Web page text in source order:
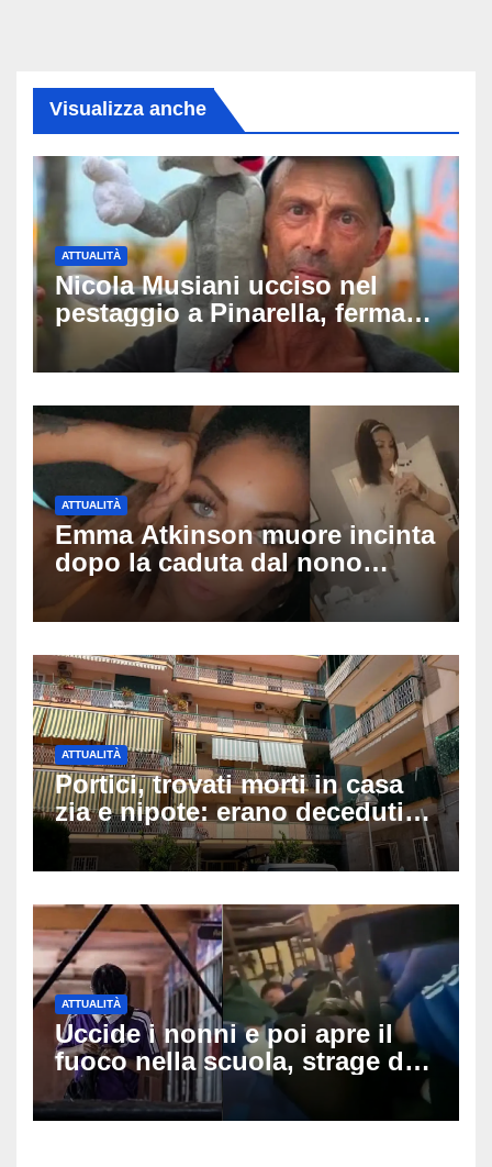
Visualizza anche
ATTUALITÀ
Nicola Musiani ucciso nel
pestaggio a Pinarella, fermati
quattro giovani: la svolta
dopo video, intercettazioni e
ATTUALITÀ
Emma Atkinson muore incinta
dopo la caduta dal nono
piano: la figlia nasce 30
minuti dopo e sta bene
ATTUALITÀ
Portici, trovati morti in casa
zia e nipote: erano deceduti
da giorni, il caldo tra le
ipotesi al vaglio
ATTUALITÀ
Uccide i nonni e poi apre il
fuoco nella scuola, strage di
insegnanti: il possibile
movente dietro il massacro in